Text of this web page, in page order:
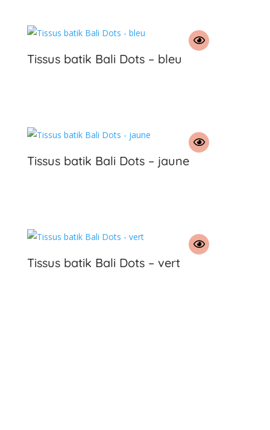
Tissus batik Bali Dots – bleu
Tissus batik Bali Dots – jaune
Tissus batik Bali Dots – vert